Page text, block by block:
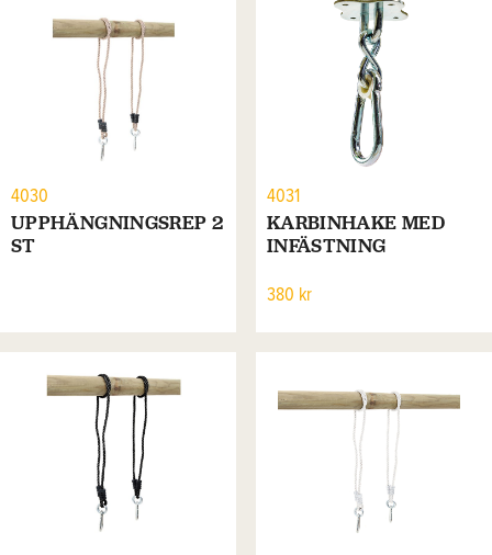
4030
UPPHÄNGNINGSREP 2
ST
4031
KARBINHAKE MED
INFÄSTNING
380 kr